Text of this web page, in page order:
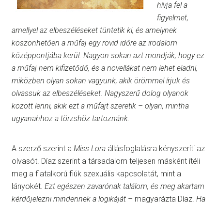
hívja fel a
figyelmet,
amellyel az elbeszéléseket tüntetik ki, és amelynek
köszönhetően a műfaj egy rövid időre az irodalom
középpontjába kerül. Nagyon sokan azt mondják, hogy ez
a műfaj nem kifizetődő, és a novellákat nem lehet eladni,
miközben olyan sokan vagyunk, akik örömmel írjuk és
olvassuk az elbeszéléseket. Nagyszerű dolog olyanok
között lenni, akik ezt a műfajt szeretik – olyan, mintha
ugyanahhoz a törzshöz tartoznánk.
A szerző szerint a Miss Lora állásfoglalásra kényszeríti az
olvasót. Díaz szerint a társadalom teljesen másként ítéli
meg a fiatalkorú fiúk szexuális kapcsolatát, mint a
lányokét. Ezt egészen zavarónak találom, és meg akartam
kérdőjelezni mindennek a logikáját – magyarázta Díaz. Ha